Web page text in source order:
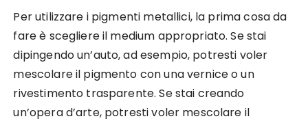
Per utilizzare i pigmenti metallici, la prima cosa da
fare è scegliere il medium appropriato. Se stai
dipingendo un’auto, ad esempio, potresti voler
mescolare il pigmento con una vernice o un
rivestimento trasparente. Se stai creando
un’opera d’arte, potresti voler mescolare il